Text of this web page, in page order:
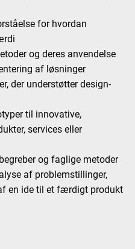
for hvordan
og deres anvendelse
af løsninger
der understøtter design-
til innovative,
services eller
og faglige metoder
af problemstillinger,
en ide til et færdigt produkt